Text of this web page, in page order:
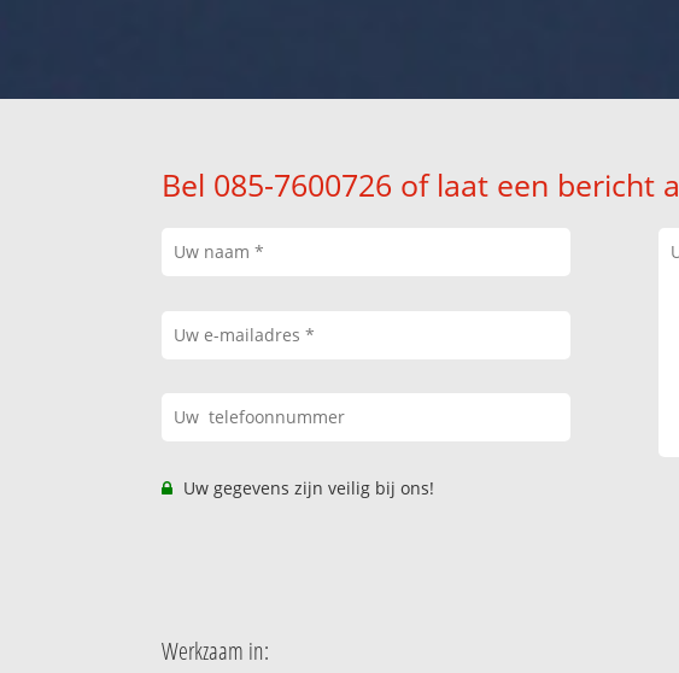
Bel 085-7600726 of laat een
Uw gegevens zijn veilig bij ons!
Werkzaam in: